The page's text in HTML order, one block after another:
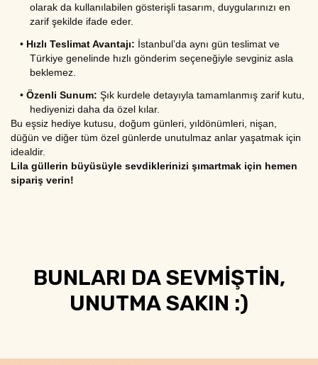
olarak da kullanılabilen gösterişli tasarım, duygularınızı en
zarif şekilde ifade eder.
• Hızlı Teslimat Avantajı: İstanbul’da aynı gün teslimat ve
Türkiye genelinde hızlı gönderim seçeneğiyle sevginiz asla
beklemez.
• Özenli Sunum: Şık kurdele detayıyla tamamlanmış zarif kutu,
hediyenizi daha da özel kılar.
Bu eşsiz hediye kutusu, doğum günleri, yıldönümleri, nişan,
düğün ve diğer tüm özel günlerde unutulmaz anlar yaşatmak için
idealdir.
Lila güllerin büyüsüyle sevdiklerinizi şımartmak için hemen
sipariş verin!
BUNLARI DA SEVMİŞTİN,
UNUTMA SAKIN :)